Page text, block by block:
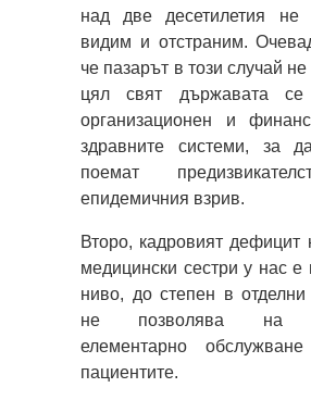
над две десетилетия
видим и отстраним.
че пазарът в този случай
цял свят държавата
организационен и
здравните системи, за
поемат
епидемичния взрив.
Второ, кадровият дефицит
медицински сестри у нас е
ниво, до степен в отделни
не позволява на
елементарно
пациентите.